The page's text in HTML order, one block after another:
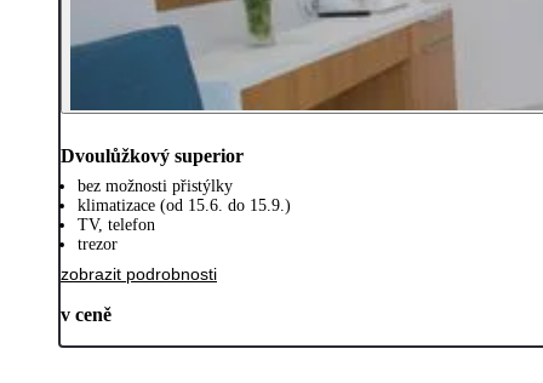
Dvoulůžkový superior
bez možnosti přistýlky
klimatizace (od 15.6. do 15.9.)
TV, telefon
trezor
zobrazit podrobnosti
v ceně